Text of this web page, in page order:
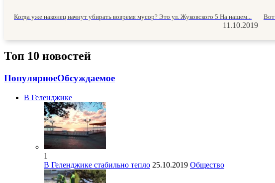
Когда уже наконец начнут убирать вовремя мусор? Это ул. Жуковского 5 На нашем...
11.10.2019
Вот
Топ 10 новостей
ПопулярноеОбсуждаемое
В Геленджике
1
В Геленджике стабильно тепло 25.10.2019 Общество